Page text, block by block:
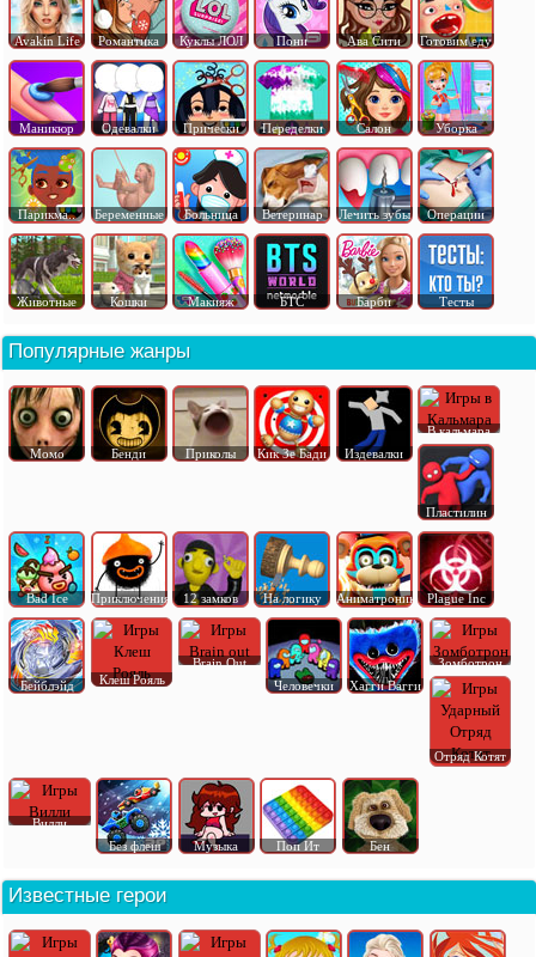
Avakin Life Романтика Куклы ЛОЛ Пони Ава Сити Готовим еду
Маникюр Одевалки Прически Переделки Салон Уборка
Парикма.. Беременные Больница Ветеринар Лечить зубы Операции
Животные Кошки Макияж БТС Барби Тесты
Популярные жанры
Момо Бенди Приколы Кик Зе Бади Издевалки
В кальмара
Пластилин
Bad Ice Приключения 12 замков На логику Аниматроник Plague Inc
Бейблэйд Клеш Рояль
Brain Out
Человечки
Хагги Вагги
Зомботрон
Отряд Котят
Вилли
Без флеш
Музыка Поп Ит Бен
Известные герои